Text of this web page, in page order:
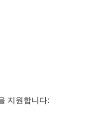
지원합니다: